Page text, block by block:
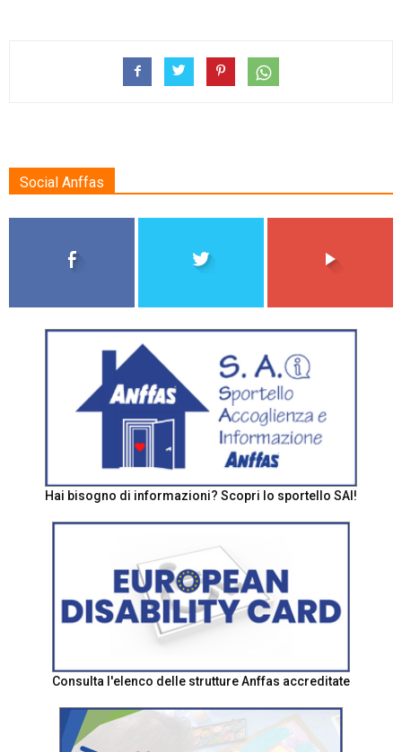
Social Anffas
Hai bisogno di informazioni? Scopri lo sportello SAI!
Consulta l'elenco delle strutture Anffas accreditate